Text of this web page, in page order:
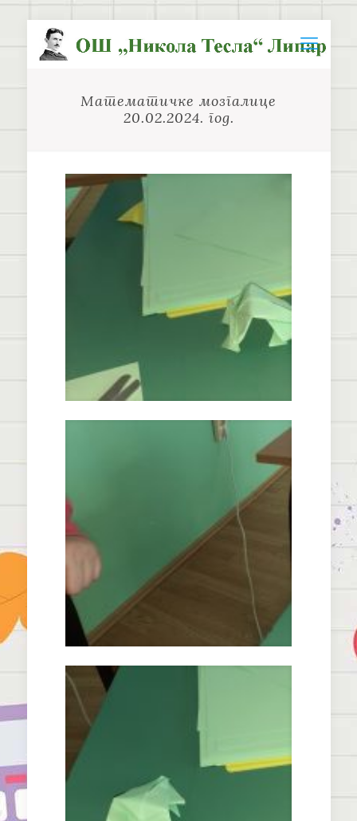
Математичке мозгалице
20.02.2024. год.